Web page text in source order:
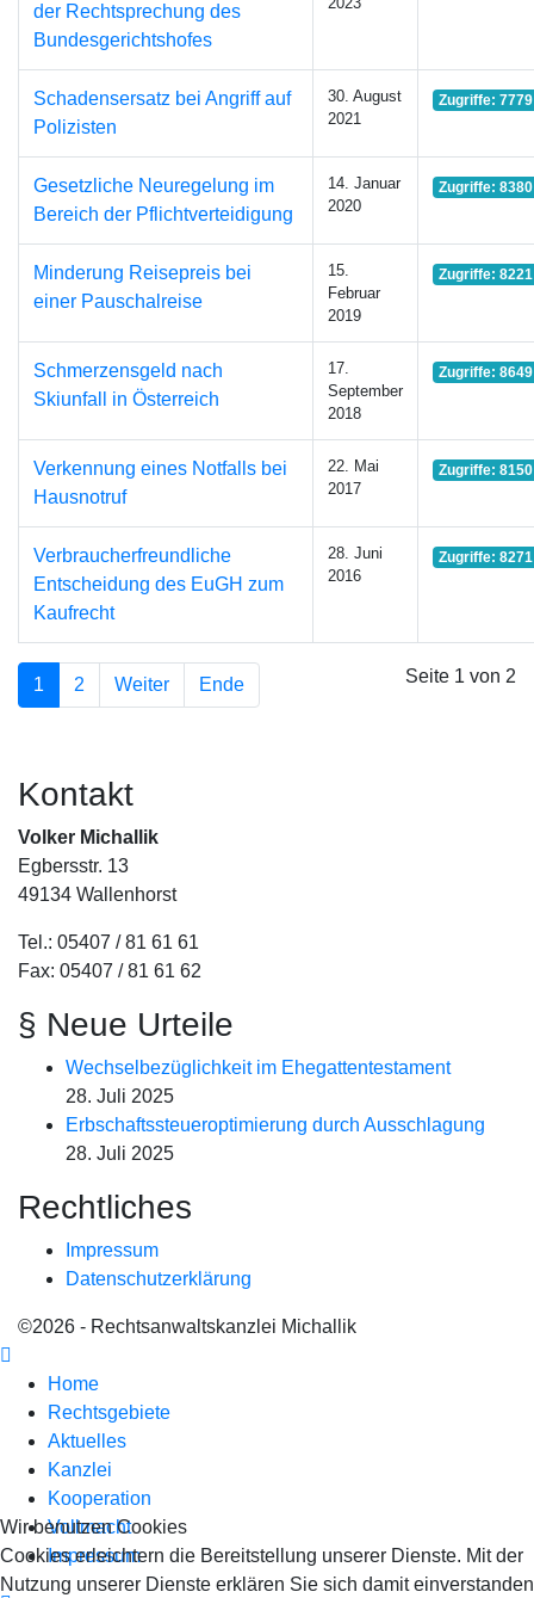
der Rechtsprechung des
Bundesgerichtshofes
Schadensersatz bei Angriff auf
Polizisten
30. August
2021
Zugriffe: 7779
Gesetzliche Neuregelung im
Bereich der Pflichtverteidigung
14. Januar
2020
Zugriffe: 8380
Minderung Reisepreis bei
einer Pauschalreise
15.
Februar
2019
Zugriffe: 8221
Schmerzensgeld nach
Skiunfall in Österreich
17.
September
2018
Zugriffe: 8649
Verkennung eines Notfalls bei
Hausnotruf
22. Mai
2017
Zugriffe: 8150
Verbraucherfreundliche
Entscheidung des EuGH zum
Kaufrecht
28. Juni
2016
Zugriffe: 8271
1 2 Weiter Ende Seite 1 von 2
Kontakt
Volker Michallik
Egbersstr. 13
49134 Wallenhorst
Tel.: 05407 / 81 61 61
Fax: 05407 / 81 61 62
§ Neue Urteile
Wechselbezüglichkeit im Ehegattentestament
28. Juli 2025
Erbschaftssteueroptimierung durch Ausschlagung
28. Juli 2025
Rechtliches
Impressum
Datenschutzerklärung
©2026 - Rechtsanwaltskanzlei Michallik
Home
Rechtsgebiete
Aktuelles
Kanzlei
Kooperation
Vollmacht
Impressum
Wir benutzen Cookies
Cookies erleichtern die Bereitstellung unserer Dienste. Mit der
Nutzung unserer Dienste erklären Sie sich damit